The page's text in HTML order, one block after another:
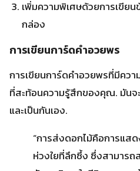
“การส่งดอกไม้คือการแส
ห่วงใยที่ลึกซึ้ง ซึ่งสามารถส
กับคนพิเศษในชีวิตของคุณ
เชี่ยวชาญด้านของขวัญ
ในการส่งดอกไม้เซอร์ไพรส์คนพิ
ดลองใช้. เลือกเวลาและสถานที่ที่
เซอร์ไพรส์ที่สร้างสรรค์ และการ
ให้การส่งดอกไม้ของคุณเป็นก